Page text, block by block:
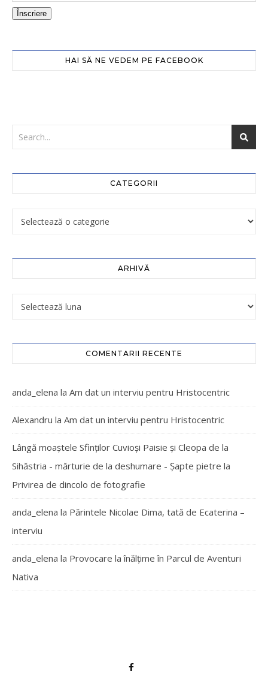
Înscriere
HAI SĂ NE VEDEM PE FACEBOOK
CATEGORII
ARHIVĂ
COMENTARII RECENTE
anda_elena la Am dat un interviu pentru Hristocentric
Alexandru la Am dat un interviu pentru Hristocentric
Lângă moaștele Sfinților Cuvioși Paisie și Cleopa de la
Sihăstria - mărturie de la deshumare - Şapte pietre la
Privirea de dincolo de fotografie
anda_elena la Părintele Nicolae Dima, tată de Ecaterina –
interviu
anda_elena la Provocare la înălțime în Parcul de Aventuri
Nativa